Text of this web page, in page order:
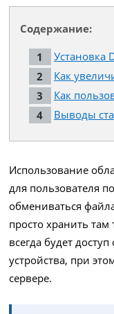
Содержание:
Установка
Как
Как
Выводы
Использование
для пользователя
обмениваться
просто хранить
всегда будет
устройства, при
сервере.